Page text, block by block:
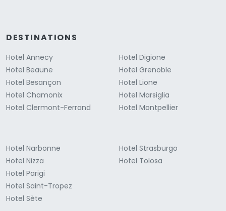
DESTINATIONS
Hotel Annecy
Hotel Beaune
Hotel Besançon
Hotel Chamonix
Hotel Clermont-Ferrand
Hotel Digione
Hotel Grenoble
Hotel Lione
Hotel Marsiglia
Hotel Montpellier
Hotel Narbonne
Hotel Nizza
Hotel Parigi
Hotel Saint-Tropez
Hotel Sète
Hotel Strasburgo
Hotel Tolosa